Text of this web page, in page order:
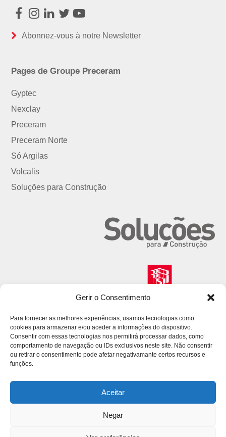
Gerir o Consentimento
Para fornecer as melhores experiências, usamos tecnologias como
cookies para armazenar e/ou aceder a informações do dispositivo.
Consentir com essas tecnologias nos permitirá processar dados, como
comportamento de navegação ou IDs exclusivos neste site. Não consentir
ou retirar o consentimento pode afetar negativamante certos recursos e
funções.
Aceitar
Negar
Facebook
Instagram
LinkedIn
TwitterYoutube
Abonnez-vous à notre Newsletter
Pages de Groupe Preceram
Gyptec
Nexclay
Preceram
Preceram Norte
Só Argilas
Volcalis
Soluções para Construção